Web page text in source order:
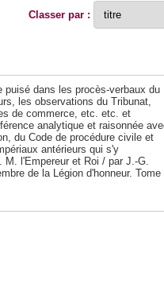
Classer par :
puisé dans les procès-verbaux du
les observations du Tribunat,
de commerce, etc. etc. et
analytique et raisonnée
du Code de procédure civile et
antérieurs qui s'y
l'Empereur et Roi / par J.-G.
de la Légion d'honneur. Tome